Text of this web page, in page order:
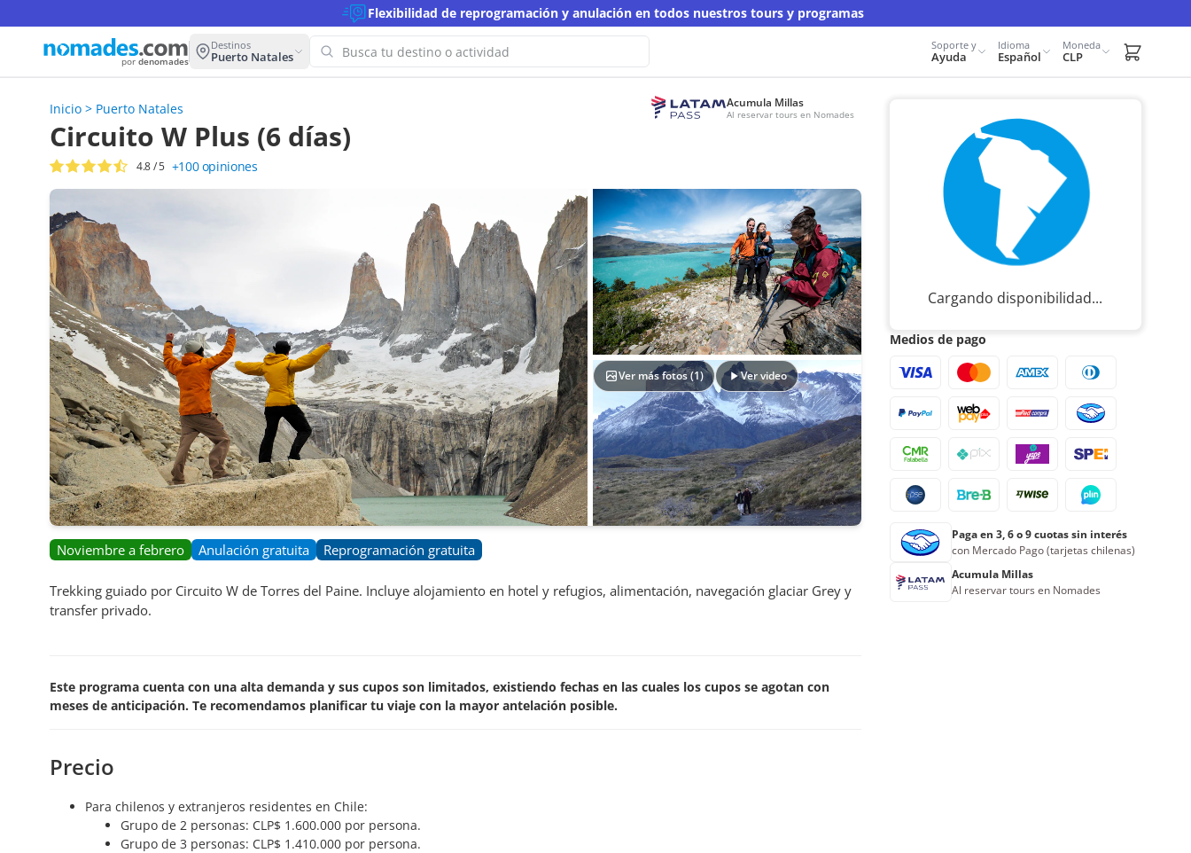
Flexibilidad de reprogramación y anulación en todos nuestros tours y programas
por denomades
Destinos
Puerto Natales
¡Oops! No hemos encontrado resultados
Soporte y
Ayuda
Idioma
Español
Moneda
CLP Carrito
Ver más fotos (1) Ver video
Acumula Millas
Al reservar tours en Nomades
Inicio > Puerto Natales
Circuito W Plus (6 días)
4.8/ 5 +100 opiniones
Noviembre a febrero Anulación gratuita Reprogramación gratuita
Trekking guiado por Circuito W de Torres del Paine. Incluye alojamiento en hotel y refugios, alimentación, navegación glaciar Grey y
transfer privado.
Este programa cuenta con una alta demanda y sus cupos son limitados, existiendo fechas en las cuales los cupos se agotan con
meses de anticipación. Te recomendamos planificar tu viaje con la mayor antelación posible.
Precio
Para chilenos y extranjeros residentes en Chile:
Grupo de 2 personas: CLP$ 1.600.000 por persona.
Grupo de 3 personas: CLP$ 1.410.000 por persona.
Cargando disponibilidad...
Medios de pago
Paga en 3, 6 o 9 cuotas sin interés
con Mercado Pago (tarjetas chilenas)
Acumula Millas
Al reservar tours en Nomades